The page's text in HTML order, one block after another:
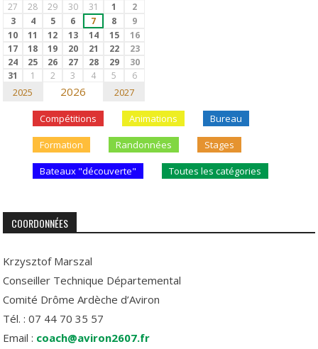
27
28 29 30 31 1
2
3
4 5 6 7 8
9
10
11 12 13 14 15
16
17
18 19 20 21 22
23
24
25 26 27 28 29
30
31
1 2 3 4 5 6
2025 2026 2027
Compétitions Animations Bureau
Formation Randonnées Stages
Bateaux "découverte" Toutes les catégories
COORDONNÉES
Krzysztof Marszal
Conseiller Technique Départemental
Comité Drôme Ardèche d’Aviron
Tél. : 07 44 70 35 57
Email : coach@aviron2607.fr